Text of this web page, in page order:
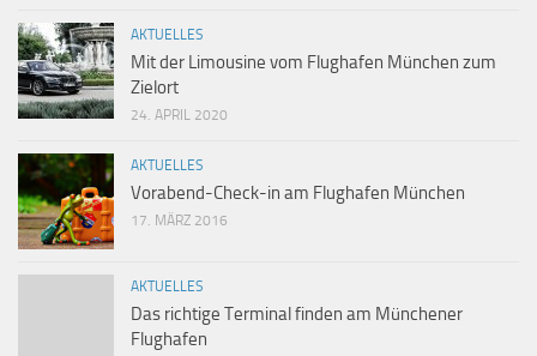
AKTUELLES
Mit der Limousine vom Flughafen München zum
Zielort
24. APRIL 2020
AKTUELLES
Vorabend-Check-in am Flughafen München
17. MÄRZ 2016
AKTUELLES
Das richtige Terminal finden am Münchener
Flughafen